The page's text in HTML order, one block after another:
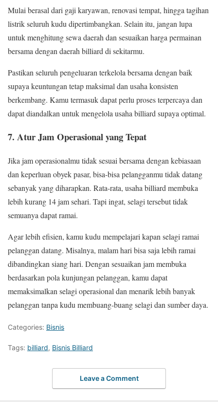
Mulai berasal dari gaji karyawan, renovasi tempat, hingga tagihan
listrik seluruh kudu dipertimbangkan. Selain itu, jangan lupa
untuk menghitung sewa daerah dan sesuaikan harga permainan
bersama dengan daerah billiard di sekitarmu.
Pastikan seluruh pengeluaran terkelola bersama dengan baik
supaya keuntungan tetap maksimal dan usaha konsisten
berkembang. Kamu termasuk dapat perlu proses terpercaya dan
dapat diandalkan untuk mengelola usaha billiard supaya optimal.
7. Atur Jam Operasional yang Tepat
Jika jam operasionalmu tidak sesuai bersama dengan kebiasaan
dan keperluan obyek pasar, bisa-bisa pelangganmu tidak datang
sebanyak yang diharapkan. Rata-rata, usaha billiard membuka
lebih kurang 14 jam sehari. Tapi ingat, selagi tersebut tidak
semuanya dapat ramai.
Agar lebih efisien, kamu kudu mempelajari kapan selagi ramai
pelanggan datang. Misalnya, malam hari bisa saja lebih ramai
dibandingkan siang hari. Dengan sesuaikan jam membuka
berdasarkan pola kunjungan pelanggan, kamu dapat
memaksimalkan selagi operasional dan menarik lebih banyak
pelanggan tanpa kudu membuang-buang selagi dan sumber daya.
Categories: Bisnis
Tags: billiard, Bisnis Billiard
Leave a Comment